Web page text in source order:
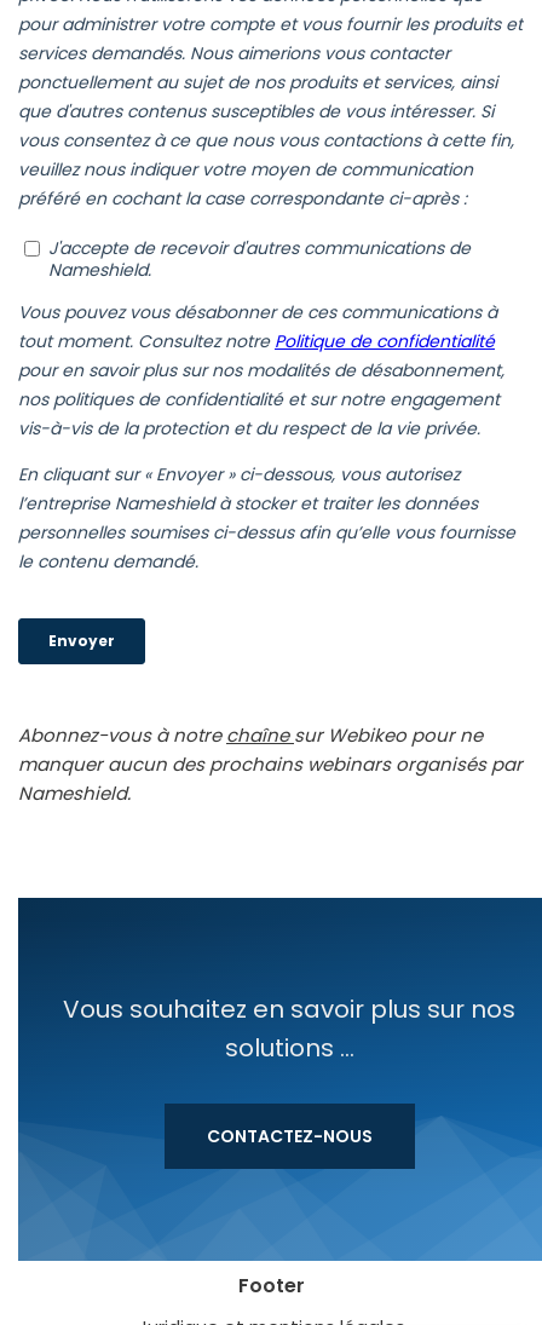
Abonnez-vous à notrechaînesur Webikeo pour ne
man­quer aucun des pro­chains webi­nars orga­ni­sés par
Nameshield.
Vous souhaitez en savoir plus sur nos
solutions ...
CONTACTEZ-NOUS
Footer